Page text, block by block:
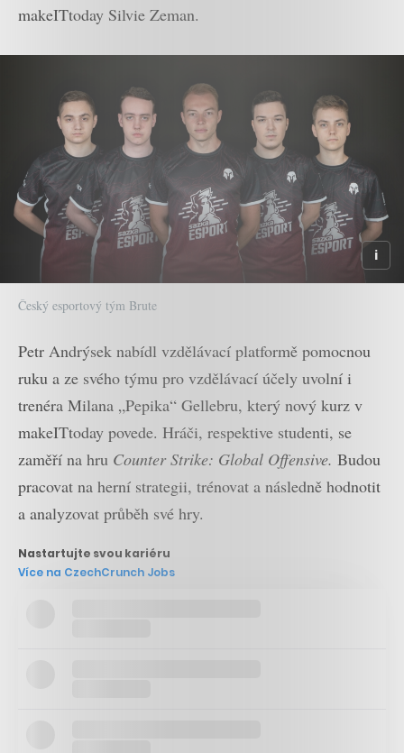
makeITtoday Silvie Zeman.
Český esportový tým Brute
Petr Andrýsek nabídl vzdělávací platformě pomocnou
ruku a ze svého týmu pro vzdělávací účely uvolní i
trenéra Milana „Pepika“ Gellebru, který nový kurz v
makeITtoday povede. Hráči, respektive studenti, se
zaměří na hru Counter Strike: Global Offensive. Budou
pracovat na herní strategii, trénovat a následně hodnotit
a analyzovat průběh své hry.
Nastartujte svou kariéru
Více na CzechCrunch Jobs